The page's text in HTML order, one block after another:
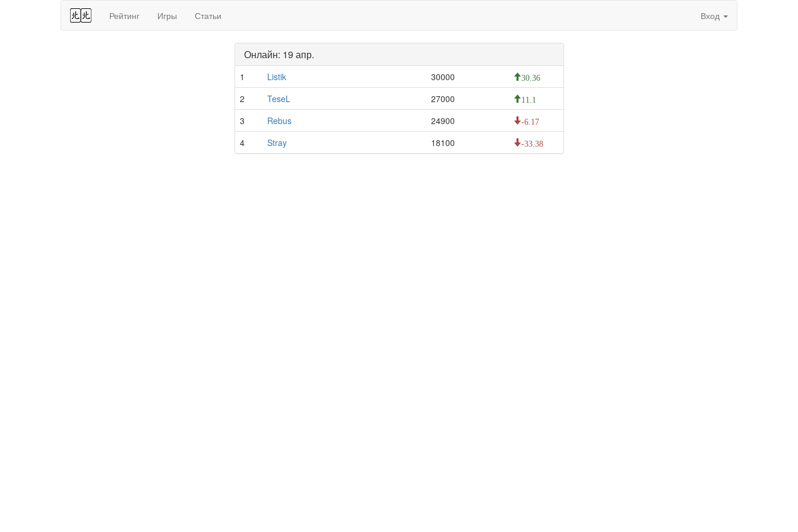
44 Рейтинг Игры Статьи Вход
Онлайн: 19 апр.
1 Listik 30000 30.36
2 TeseL 27000 11.1
3 Rebus 24900 -6.17
4 Stray 18100 -33.38